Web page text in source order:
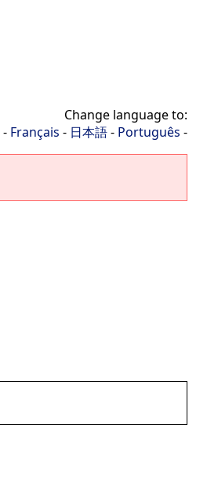
Change language to:
- Français - 日本語- Português -